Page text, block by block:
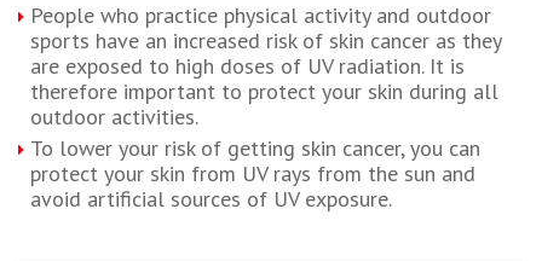
People who practice physical activity and outdoor
sports have an increased risk of skin cancer as they
are exposed to high doses of UV radiation. It is
therefore important to protect your skin during all
outdoor activities.
To lower your risk of getting skin cancer, you can
protect your skin from UV rays from the sun and
avoid artificial sources of UV exposure.